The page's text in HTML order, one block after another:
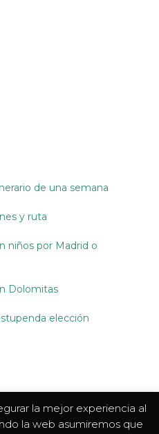
de una semana
y ruta
niños por Madrid o
Dolomitas
elección
y cookies
la mejor experiencia al
la web asumiremos que